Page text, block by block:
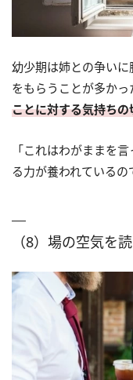
幼少期は姉との争い
をもらうことが多かっ
ことに対する気持ち
「これはわがままを
る力が養われているの
（8）場の空気を